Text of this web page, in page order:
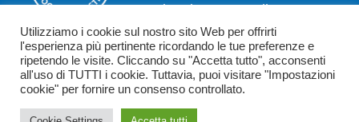
Nazionale
Dipartimenti
News
Contatti
policy
Politica dei
cookie
Utilizziamo i cookie sul nostro sito Web per offrirti
l'esperienza più pertinente ricordando le tue preferenze e
ripetendo le visite. Cliccando su "Accetta tutto", acconsenti
all'uso di TUTTI i cookie. Tuttavia, puoi visitare "Impostazioni
cookie" per fornire un consenso controllato.